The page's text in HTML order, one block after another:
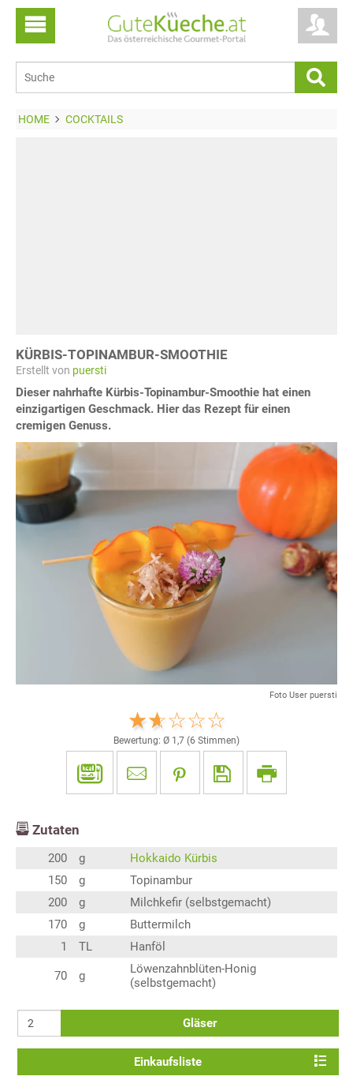
HOME COCKTAILS
KÜRBIS-TOPINAMBUR-SMOOTHIE
Erstellt von puersti
Dieser nahrhafte Kürbis-Topinambur-Smoothie hat einen
einzigartigen Geschmack. Hier das Rezept für einen
cremigen Genuss.
Foto User puersti
Bewertung: Ø 1,7 (6 Stimmen)
Zutaten
200 g
Hokkaido Kürbis
150
g
Topinambur
200
g
Milchkefir (selbstgemacht)
170
g
Buttermilch
1
TL Hanföl
70 g
Löwenzahnblüten-Honig
(selbstgemacht)
Gläser
Einkaufsliste